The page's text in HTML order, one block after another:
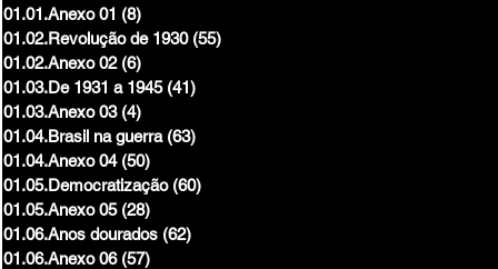
01.01.Anexo 01 (8)
01.02.Revolução de 1930 (55)
01.02.Anexo 02 (6)
01.03.De 1931 a 1945 (41)
01.03.Anexo 03 (4)
01.04.Brasil na guerra (63)
01.04.Anexo 04 (50)
01.05.Democratização (60)
01.05.Anexo 05 (28)
01.06.Anos dourados (62)
01.06.Anexo 06 (57)